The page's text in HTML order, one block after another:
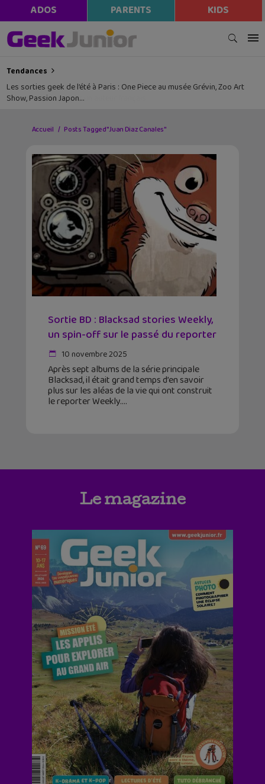
ADOS PARENTS KIDS
Tendances
Les sorties geek de l’été à Paris : One Piece au musée Grévin, Zoo Art
Show, Passion Japon…
Accueil Posts Tagged "Juan Diaz Canales"
Sortie BD : Blacksad stories Weekly,
un spin-off sur le passé du reporter
10 novembre 2025
Après sept albums de la série principale
Blacksad, il était grand temps d’en savoir
plus sur les aléas de la vie qui ont construit
le reporter Weekly.
Le magazine